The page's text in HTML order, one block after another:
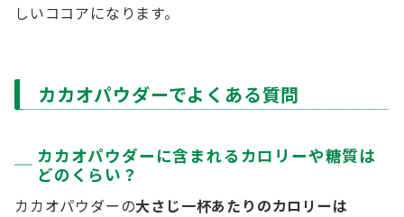
しいココアになります。
カカオパウダーでよくある質問
カカオパウダーに含まれるカロリーや糖質は
どのくらい？
カカオパウダーの大さじ一杯あたりのカロリーは